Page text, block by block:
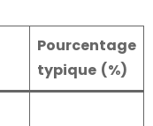
Pourcentage
typique (%)